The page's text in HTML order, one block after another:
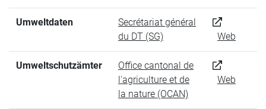
Umweltdaten
Secrétariat général
du DT (SG)
Web
Umweltschutzämter
Office cantonal de
l'agriculture et de
la nature (OCAN)
Web